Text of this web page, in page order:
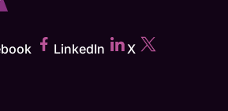
LinkedIn X